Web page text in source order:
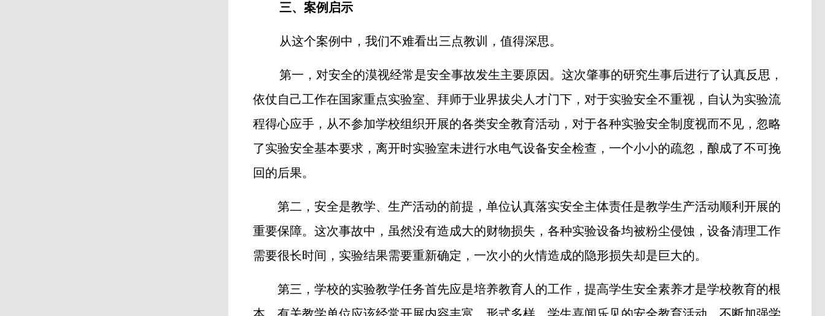
三、案例启示
从这个案例中，我们不难看出三点教训，值得深思。
第一， 对安全的漠视经常是安全事故发生主要原因。这次肇事的研究生事后进行了认真反思，
依仗自己工作在国家重点实验室、拜师于业界拔尖人才门下，对于实验安全不重视，自认为实验流
程得心应手，从不参加学校组织开展的各类安全教育活动，对于各种实验安全制度视而不见，忽略
了实验安全基本要求，离开时实验室未进行水电气设备安全检查，一个小小的疏忽，酿成了不可挽
回的后果。
第二，安全是教学、生产活动的前提，单位认真落实安全主体责任是教学生产活动顺利开展的
重要保障。这次事故中，虽然没有造成大的财物损失，各种实验设备均被粉尘侵蚀，设备清理工作
需要很长时间，实验结果需要重新确定，一次小的火情造成的隐形损失却是巨大的。
第三， 学校的实验教学任务首先应是培养教育人的工作，提高学生安全素养才是学校教育的根